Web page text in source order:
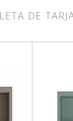
DE